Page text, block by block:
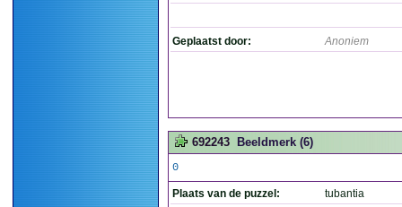
Geplaatst door: Anoniem
692243 Beeldmerk (6)
0
Plaats van de puzzel:
tubantia